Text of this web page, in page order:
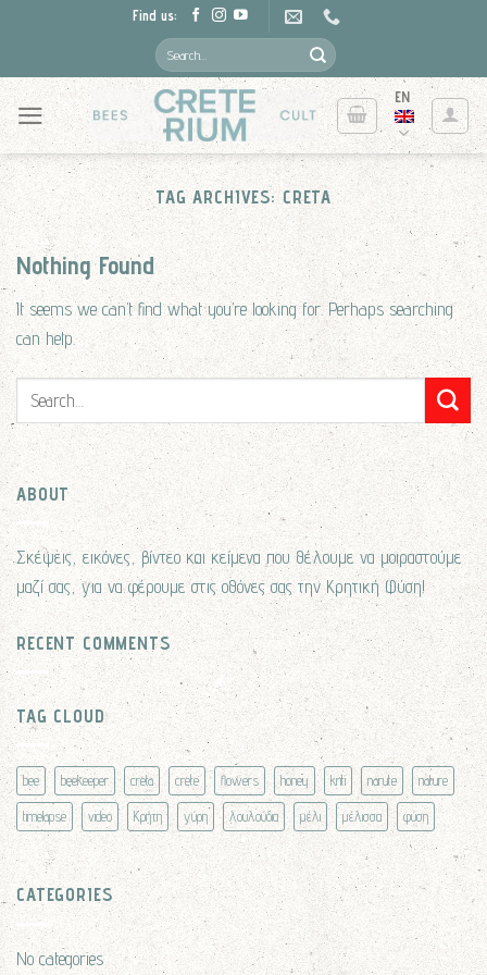
content
Find us:
Search
for:
EN
TAG ARCHIVES: CRETA
Nothing Found
It seems we can’t find what you’re looking for. Perhaps searching
can help.
ABOUT
Σκέψεις, εικόνες, βίντεο και κείμενα που θέλουμε να μοιραστούμε
μαζί σας, για να φέρουμε στις οθόνες σας την Κρητική Φύση!
RECENT COMMENTS
TAG CLOUD
bee beekeeper creta crete flowers honey kriti narute nature
timelapse video Κρήτη γύρη λουλούδια μέλι μέλισσα φύση
CATEGORIES
No categories